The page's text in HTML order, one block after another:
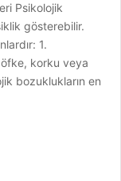
Psikolojik
gösterebilir.
1.
öfke, korku veya
bozuklukların en